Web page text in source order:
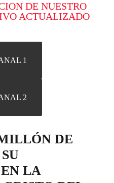
DE NUESTRO
ACTUALIZADO
1
2
DE
LA